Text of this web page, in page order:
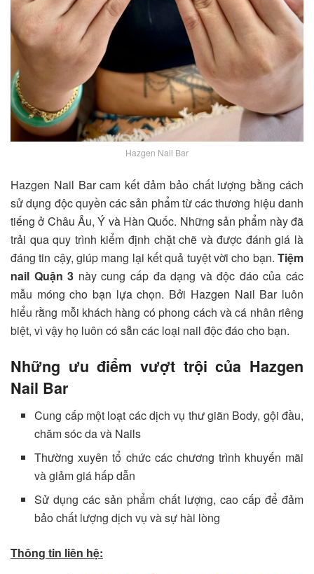
Hazgen Nail Bar
Hazgen Nail Bar cam kết đảm bảo chất lượng bằng cách
sử dụng độc quyền các sản phẩm từ các thương hiệu danh
tiếng ở Châu Âu, Ý và Hàn Quốc. Những sản phẩm này đã
trải qua quy trình kiểm định chặt chẽ và được đánh giá là
đáng tin cậy, giúp mang lại kết quả tuyệt vời cho bạn. Tiệm
nail Quận 3 này cung cấp đa dạng và độc đáo của các
mẫu móng cho bạn lựa chọn. Bởi Hazgen Nail Bar luôn
hiểu rằng mỗi khách hàng có phong cách và cá nhân riêng
biệt, vì vậy họ luôn có sẵn các loại nail độc đáo cho bạn.
Những ưu điểm vượt trội của Hazgen
Nail Bar
Cung cấp một loạt các dịch vụ thư giãn Body, gội đầu,
chăm sóc da và Nails
Thường xuyên tổ chức các chương trình khuyến mãi
và giảm giá hấp dẫn
Sử dụng các sản phẩm chất lượng, cao cấp để đảm
bảo chất lượng dịch vụ và sự hài lòng
Thông tin liên hệ: